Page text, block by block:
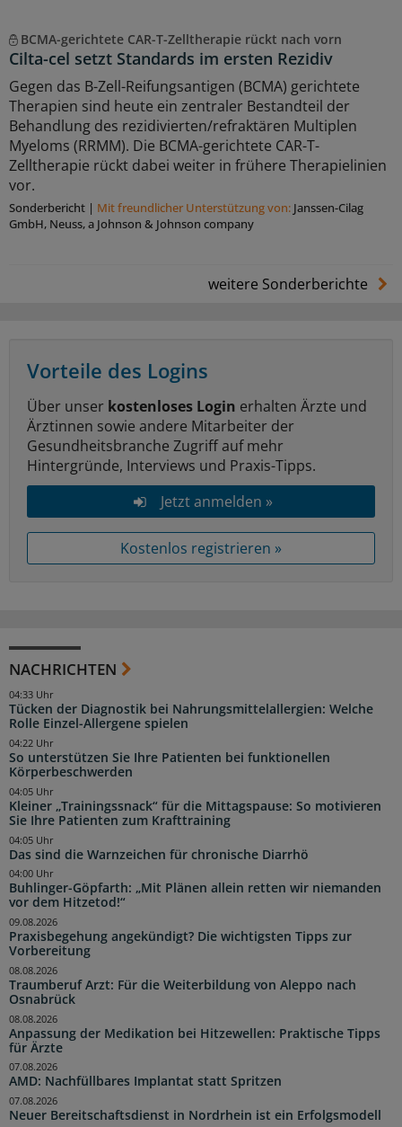
BCMA-gerichtete CAR-T-Zelltherapie rückt nach vorn
Cilta-cel setzt Standards im ersten Rezidiv
Gegen das B-Zell-Reifungsantigen (BCMA) gerichtete
Therapien sind heute ein zentraler Bestandteil der
Behandlung des rezidivierten/refraktären Multiplen
Myeloms (RRMM). Die BCMA-gerichtete CAR-T-
Zelltherapie rückt dabei weiter in frühere Therapielinien
vor.
Sonderbericht | Mit freundlicher Unterstützung von: Janssen-Cilag
GmbH, Neuss, a Johnson & Johnson company
weitere Sonderberichte
Vorteile des Logins
Über unser kostenloses Login erhalten Ärzte und
Ärztinnen sowie andere Mitarbeiter der
Gesundheitsbranche Zugriff auf mehr
Hintergründe, Interviews und Praxis-Tipps.
Jetzt anmelden »
Kostenlos registrieren »
NACHRICHTEN
Tücken der Diagnostik bei Nahrungsmittelallergien: Welche
Rolle Einzel-Allergene spielen
04:33 Uhr
So unterstützen Sie Ihre Patienten bei funktionellen
Körperbeschwerden
04:22 Uhr
Kleiner „Trainingssnack“ für die Mittagspause: So motivieren
Sie Ihre Patienten zum Krafttraining
04:05 Uhr
Das sind die Warnzeichen für chronische Diarrhö
04:05 Uhr
Buhlinger-Göpfarth: „Mit Plänen allein retten wir niemanden
vor dem Hitzetod!“
04:00 Uhr
Praxisbegehung angekündigt? Die wichtigsten Tipps zur
Vorbereitung
09.08.2026
Traumberuf Arzt: Für die Weiterbildung von Aleppo nach
Osnabrück
08.08.2026
Anpassung der Medikation bei Hitzewellen: Praktische Tipps
für Ärzte
08.08.2026
AMD: Nachfüllbares Implantat statt Spritzen
07.08.2026
Neuer Bereitschaftsdienst in Nordrhein ist ein Erfolgsmodell
07.08.2026